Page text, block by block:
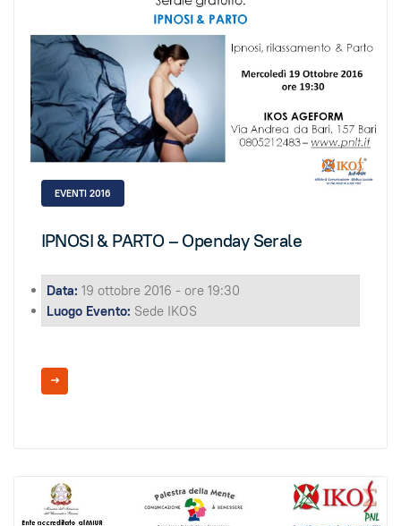
EVENTI 2016
IPNOSI & PARTO – Openday Serale
Data: 19 ottobre 2016 - ore 19:30
Luogo Evento: Sede IKOS